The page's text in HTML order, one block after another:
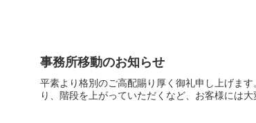
事務所移動のお知らせ
平素より格別のご高配賜り厚く御礼申し上げま
り、階段を上がっていただくなど、お客様には